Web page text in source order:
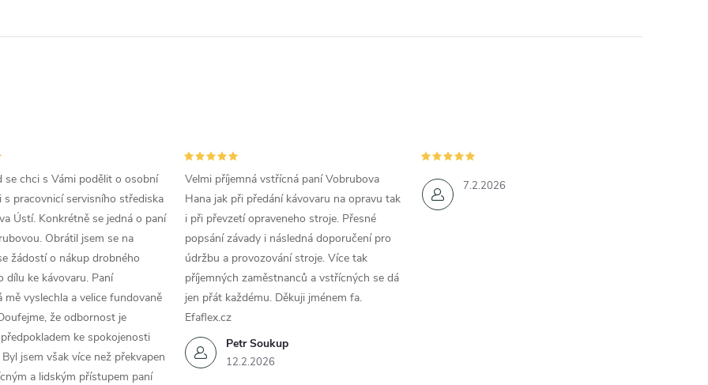
se chci s Vámi podělit o osobní
s pracovnicí servisního střediska
Ústí. Konkrétně se jedná o paní
Obrátil jsem se na
žádostí o nákup drobného
dílu ke kávovaru. Paní
mě vyslechla a velice fundovaně
že odbornost je
ke spokojenosti
jsem však více než překvapen
a lidským přístupem paní
Petr Soukup
12.2.2026
Velmi příjemná vstřícná paní Vobrubova
Hana jak při předání kávovaru na opravu tak
i při převzetí opraveneho stroje. Přesné
popsání závady i následná doporučení pro
údržbu a provozování stroje. Více tak
příjemných zaměstnanců a vstřícných se dá
jen přát každému. Děkuji jménem fa.
Efaflex.cz
7.2.2026